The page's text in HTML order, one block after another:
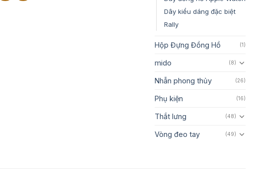
Dây kiểu dáng đặc biệt
Rally
Hộp Đựng Đồng Hồ (1)
mido (8)
Nhẫn phong thủy (26)
Phụ kiện (16)
Thắt lưng (48)
Vòng đeo tay (49)